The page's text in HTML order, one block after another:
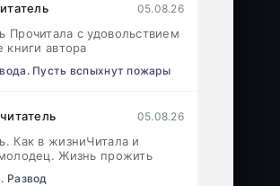
05.08.26
Прочитала с удовольствием
книги автора
Пусть вспыхнут пожары
05.08.26
Как в жизниЧитала и
Жизнь прожить
Развод